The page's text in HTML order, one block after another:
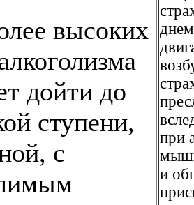
высоких
дойти до
ступени,
с
при
и